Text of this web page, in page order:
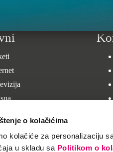
o kolačićima
kolačiće za personalizaciju
u skladu sa Politikom o